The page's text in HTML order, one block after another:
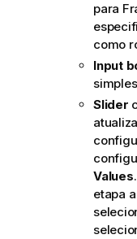
para
como
Input
Slider
Values
etapa